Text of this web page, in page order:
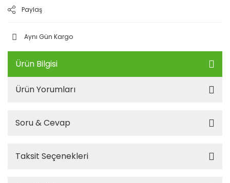
Paylaş
Aynı Gün Kargo
Ürün Bilgisi
Ürün Yorumları
Soru & Cevap
Taksit Seçenekleri